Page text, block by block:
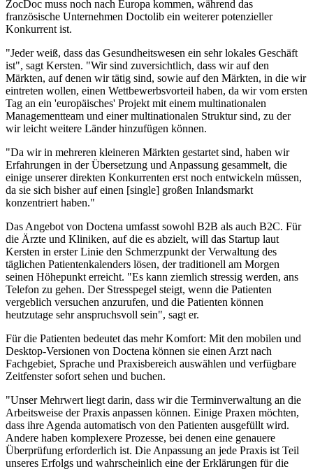
ZocDoc muss noch nach Europa kommen, während das
französische Unternehmen Doctolib ein weiterer potenzieller
Konkurrent ist.
"Jeder weiß, dass das Gesundheitswesen ein sehr lokales Geschäft
ist", sagt Kersten. "Wir sind zuversichtlich, dass wir auf den
Märkten, auf denen wir tätig sind, sowie auf den Märkten, in die wir
eintreten wollen, einen Wettbewerbsvorteil haben, da wir vom ersten
Tag an ein 'europäisches' Projekt mit einem multinationalen
Managementteam und einer multinationalen Struktur sind, zu der
wir leicht weitere Länder hinzufügen können.
"Da wir in mehreren kleineren Märkten gestartet sind, haben wir
Erfahrungen in der Übersetzung und Anpassung gesammelt, die
einige unserer direkten Konkurrenten erst noch entwickeln müssen,
da sie sich bisher auf einen [single] großen Inlandsmarkt
konzentriert haben."
Das Angebot von Doctena umfasst sowohl B2B als auch B2C. Für
die Ärzte und Kliniken, auf die es abzielt, will das Startup laut
Kersten in erster Linie den Schmerzpunkt der Verwaltung des
täglichen Patientenkalenders lösen, der traditionell am Morgen
seinen Höhepunkt erreicht. "Es kann ziemlich stressig werden, ans
Telefon zu gehen. Der Stresspegel steigt, wenn die Patienten
vergeblich versuchen anzurufen, und die Patienten können
heutzutage sehr anspruchsvoll sein", sagt er.
Für die Patienten bedeutet das mehr Komfort: Mit den mobilen und
Desktop-Versionen von Doctena können sie einen Arzt nach
Fachgebiet, Sprache und Praxisbereich auswählen und verfügbare
Zeitfenster sofort sehen und buchen.
"Unser Mehrwert liegt darin, dass wir die Terminverwaltung an die
Arbeitsweise der Praxis anpassen können. Einige Praxen möchten,
dass ihre Agenda automatisch von den Patienten ausgefüllt wird.
Andere haben komplexere Prozesse, bei denen eine genauere
Überprüfung erforderlich ist. Die Anpassung an jede Praxis ist Teil
unseres Erfolgs und wahrscheinlich eine der Erklärungen für die